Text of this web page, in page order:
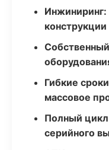
Гибкие
массовое
Полный
серийного